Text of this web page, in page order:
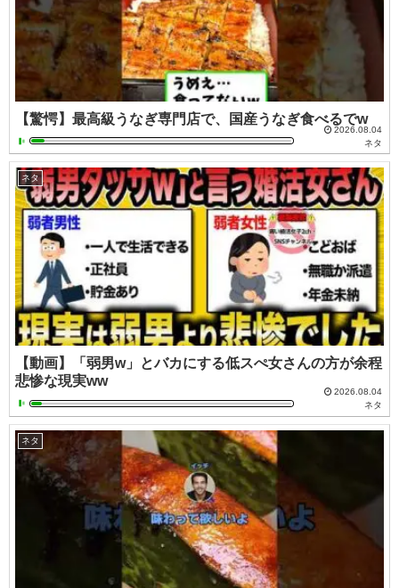
【驚愕】最高級うなぎ専門店で、国産うなぎ食べるでw
2026.08.04
ネタ
ネタ
【動画】「弱男w」とバカにする低スぺ女さんの方が余程
悲惨な現実ww
2026.08.04
ネタ
ネタ